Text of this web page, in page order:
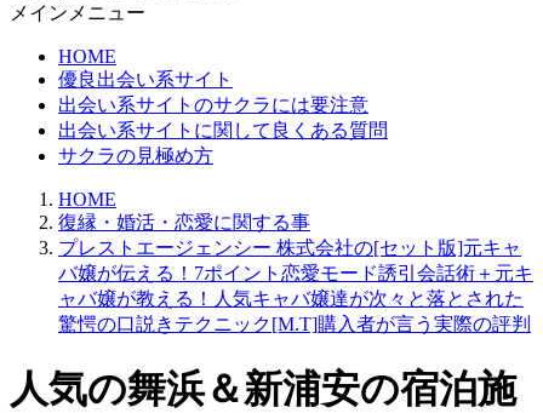
メインメニュー
HOME
優良出会い系サイト
出会い系サイトのサクラには要注意
出会い系サイトに関して良くある質問
サクラの見極め方
HOME
復縁・婚活・恋愛に関する事
プレストエージェンシー 株式会社の[セット版]元キャ
バ嬢が伝える！7ポイント恋愛モード誘引会話術＋元キ
ャバ嬢が教える！人気キャバ嬢達が次々と落とされた
驚愕の口説きテクニック[M.T]購入者が言う実際の評判
人気の舞浜＆新浦安の宿泊施